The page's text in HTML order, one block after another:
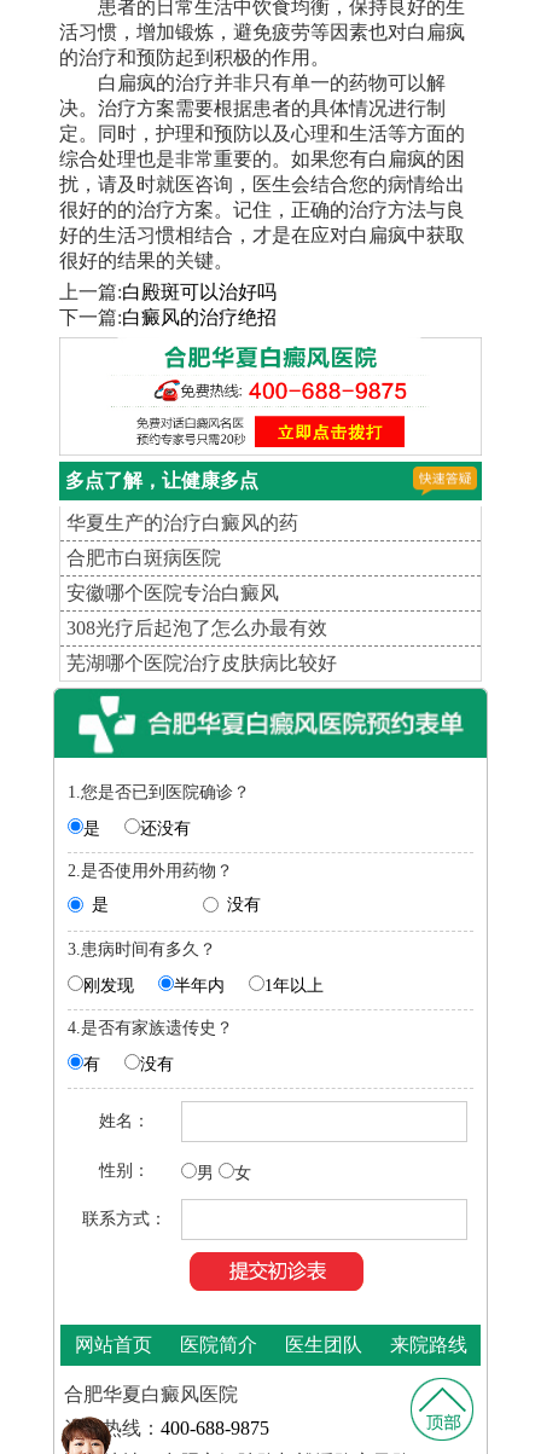
患者的日常生活中饮食均衡，保持良好的生
活习惯，增加锻炼，避免疲劳等因素也对白扁疯
的治疗和预防起到积极的作用。
白扁疯的治疗并非只有单一的药物可以解
决。治疗方案需要根据患者的具体情况进行制
定。同时，护理和预防以及心理和生活等方面的
综合处理也是非常重要的。如果您有白扁疯的困
扰，请及时就医咨询，医生会结合您的病情给出
很好的的治疗方案。记住，正确的治疗方法与良
好的生活习惯相结合，才是在应对白扁疯中获取
很好的结果的关键。
上一篇:白殿斑可以治好吗
下一篇:白癜风的治疗绝招
多点了解，让健康多点
华夏生产的治疗白癜风的药
合肥市白斑病医院
安徽哪个医院专治白癜风
308光疗后起泡了怎么办最有效
芜湖哪个医院治疗皮肤病比较好
1.您是否已到医院确诊？
是
还没有
2.是否使用外用药物？
是
没有
3.患病时间有多久？
刚发现
半年内 1年以上
4.是否有家族遗传史？
有
没有
姓名：
性别： 男 女
联系方式：
网站首页 医院简介 医生团队 来院路线
合肥华夏白癜风医院
咨询热线： 400-688-9875